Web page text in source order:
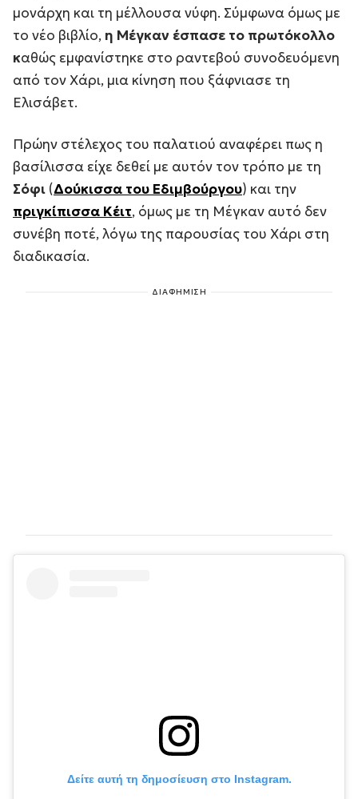
μονάρχη και τη μέλλουσα νύφη. Σύμφωνα όμως με
το νέο βιβλίο, η Μέγκαν έσπασε το πρωτόκολλο
καθώς εμφανίστηκε στο ραντεβού συνοδευόμενη
από τον Χάρι, μια κίνηση που ξάφνιασε τη
Ελισάβετ.
Πρώην στέλεχος του παλατιού αναφέρει πως η
βασίλισσα είχε δεθεί με αυτόν τον τρόπο με τη
Σόφι (Δούκισσα του Εδιμβούργου) και την
πριγκίπισσα Κέιτ, όμως με τη Μέγκαν αυτό δεν
συνέβη ποτέ, λόγω της παρουσίας του Χάρι στη
διαδικασία.
ΔΙΑΦΗΜΙΣΗ
Δείτε αυτή τη δημοσίευση στο Instagram.